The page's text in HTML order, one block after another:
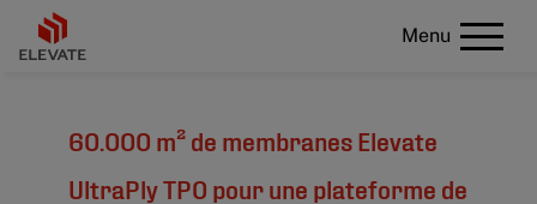
Menu
60.000 m² de membranes Elevate
UltraPly TPO pour une plateforme de